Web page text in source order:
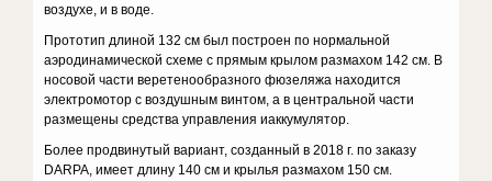
воздухе, и в воде.
Прототип длиной 132 см был построен по нормальной
аэродинамической схеме с прямым крылом размахом 142 см. В
носовой части веретенообразного фюзеляжа находится
электромотор с воздушным винтом, а в центральной части
размещены средства управления иаккумулятор.
Более продвинутый вариант, созданный в 2018 г. по заказу
DARPA, имеет длину 140 см и крылья размахом 150 см.